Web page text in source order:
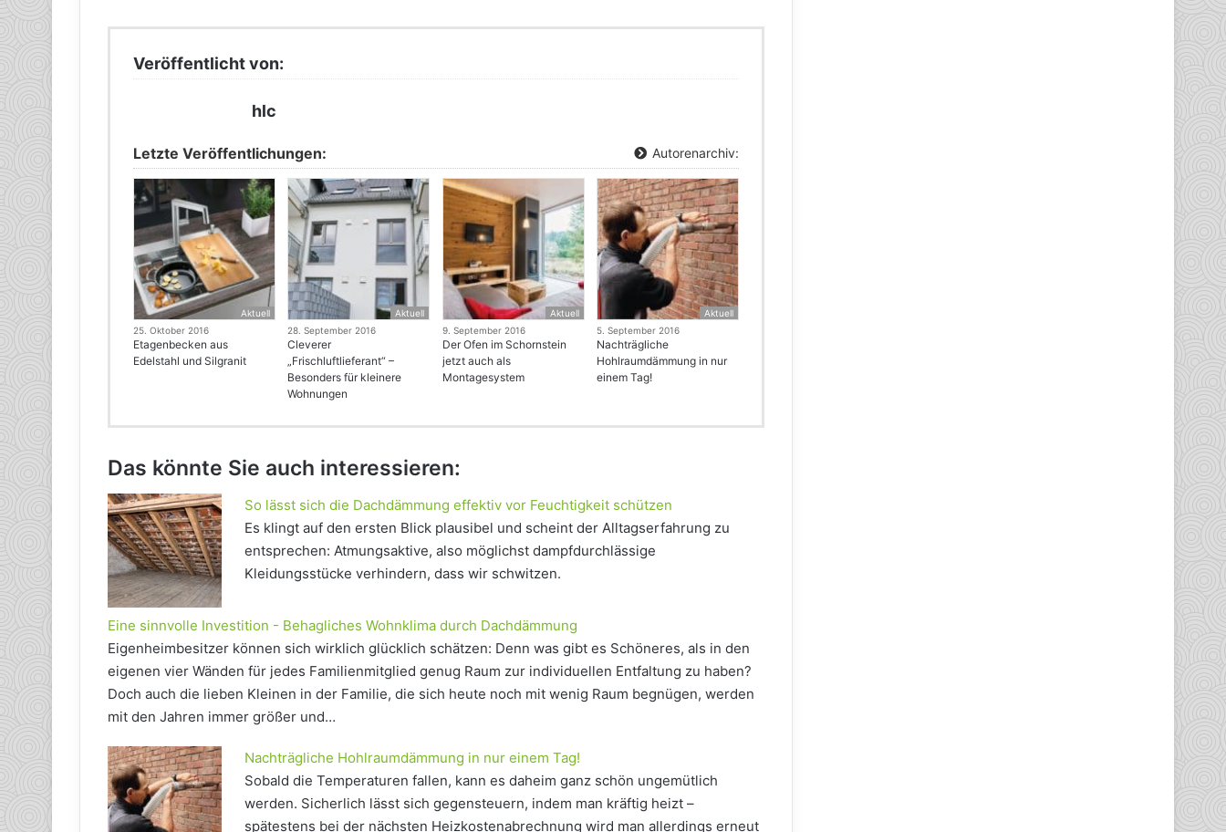
Veröffentlicht von:
hlc
Letzte Veröffentlichungen: Autorenarchiv:
Aktuell
25. Oktober 2016
Etagenbecken aus
Edelstahl und Silgranit
Aktuell
28. September 2016
Cleverer
„Frischluftlieferant“ –
Besonders für kleinere
Wohnungen
Aktuell
9. September 2016
Der Ofen im Schornstein
jetzt auch als
Montagesystem
Aktuell
5. September 2016
Nachträgliche
Hohlraumdämmung in nur
einem Tag!
Das könnte Sie auch interessieren:
So lässt sich die Dachdämmung effektiv vor Feuchtigkeit schützen
Es klingt auf den ersten Blick plausibel und scheint der Alltagserfahrung zu
entsprechen: Atmungsaktive, also möglichst dampfdurchlässige
Kleidungsstücke verhindern, dass wir schwitzen.
Eine sinnvolle Investition - Behagliches Wohnklima durch Dachdämmung
Eigenheimbesitzer können sich wirklich glücklich schätzen: Denn was gibt es Schöneres, als in den
eigenen vier Wänden für jedes Familienmitglied genug Raum zur individuellen Entfaltung zu haben?
Doch auch die lieben Kleinen in der Familie, die sich heute noch mit wenig Raum begnügen, werden
mit den Jahren immer größer und…
Nachträgliche Hohlraumdämmung in nur einem Tag!
Sobald die Temperaturen fallen, kann es daheim ganz schön ungemütlich
werden. Sicherlich lässt sich gegensteuern, indem man kräftig heizt –
spätestens bei der nächsten Heizkostenabrechnung wird man allerdings erneut